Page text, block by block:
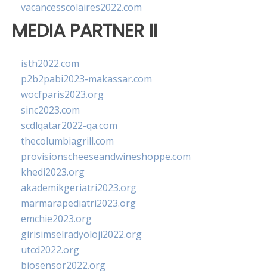
vacancesscolaires2022.com
MEDIA PARTNER II
isth2022.com
p2b2pabi2023-makassar.com
wocfparis2023.org
sinc2023.com
scdlqatar2022-qa.com
thecolumbiagrill.com
provisionscheeseandwineshoppe.com
khedi2023.org
akademikgeriatri2023.org
marmarapediatri2023.org
emchie2023.org
girisimselradyoloji2022.org
utcd2022.org
biosensor2022.org